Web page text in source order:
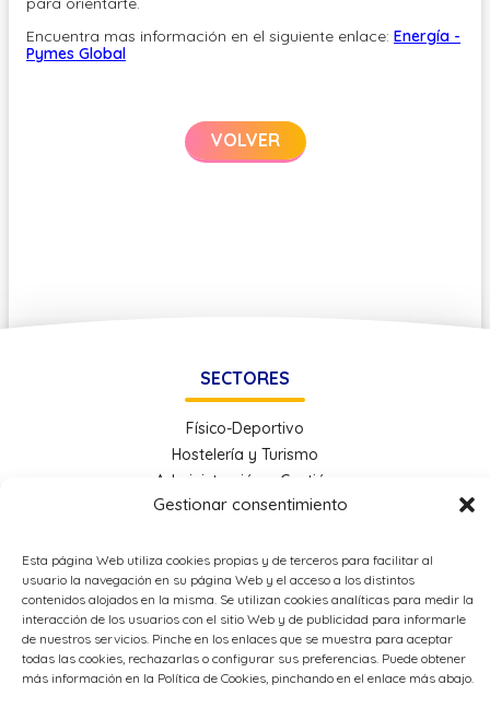
Gestionar consentimiento
Esta página Web utiliza cookies propias y de terceros para facilitar al
usuario la navegación en su página Web y el acceso a los distintos
contenidos alojados en la misma. Se utilizan cookies analíticas para medir la
interacción de los usuarios con el sitio Web y de publicidad para informarle
de nuestros servicios. Pinche en los enlaces que se muestra para aceptar
todas las cookies, rechazarlas o configurar sus preferencias. Puede obtener
más información en la Política de Cookies, pinchando en el enlace más abajo.
Encuentra mas información en el siguiente enlace: Energía -
Pymes Global
VOLVER
SECTORES
Físico-Deportivo
Hostelería y Turismo
Administración y Gestión
Economía e Industria Digital
Energía
Metal
OTROS ENLACES